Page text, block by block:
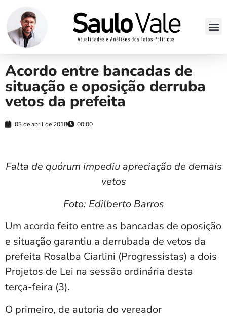
Acordo entre bancadas de
situação e oposição derruba
vetos da prefeita
03 de abril de 2018 00:00
Falta de quórum impediu apreciação de demais
vetos
Foto: Edilberto Barros
Um acordo feito entre as bancadas de oposição
e situação garantiu a derrubada de vetos da
prefeita Rosalba Ciarlini (Progressistas) a dois
Projetos de Lei na sessão ordinária desta
terça-feira (3).
O primeiro, de autoria do vereador